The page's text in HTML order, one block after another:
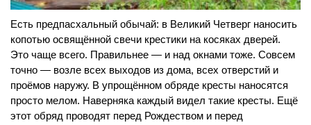
Есть предпасхальный обычай: в Великий Четверг наносить
копотью освящённой свечи крестики на косяках дверей.
Это чаще всего. Правильнее — и над окнами тоже. Совсем
точно — возле всех выходов из дома, всех отверстий и
проёмов наружу. В упрощённом обряде кресты наносятся
просто мелом. Наверняка каждый видел такие кресты. Ещё
этот обряд проводят перед Рождеством и перед